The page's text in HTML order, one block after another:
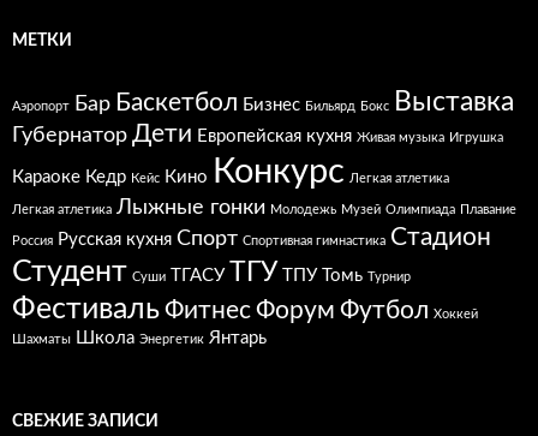
МЕТКИ
Аэропорт Бар Баскетбол Бизнес Бильярд Бокс Выставка
Губернатор Дети Европейская кухня Живая музыка Игрушка
Караоке Кедр Кейс Кино Конкурс Легкая атлетика
Легкая атлетика Лыжные гонки Молодежь Музей Олимпиада Плавание
Россия Русская кухня Спорт Спортивная гимнастика Стадион
Студент Суши ТГАСУ ТГУ ТПУ Томь Турнир
ФестивальФитнесФорум Футбол Хоккей
Шахматы Школа Энергетик Янтарь
СВЕЖИЕ ЗАПИСИ